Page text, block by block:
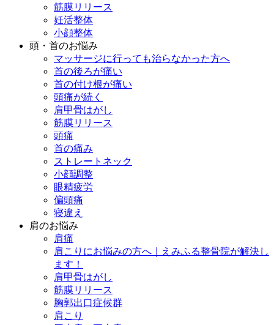
筋膜リリース
妊活整体
小顔整体
頭・首のお悩み
マッサージに行っても治らなかった方へ
首の後ろが痛い
首の付け根が痛い
頭痛が続く
肩甲骨はがし
筋膜リリース
頭痛
首の痛み
ストレートネック
小顔調整
眼精疲労
偏頭痛
寝違え
肩のお悩み
肩痛
肩こりにお悩みの方へ｜えみふる整骨院が解決し
ます！
肩甲骨はがし
筋膜リリース
胸郭出口症候群
肩こり